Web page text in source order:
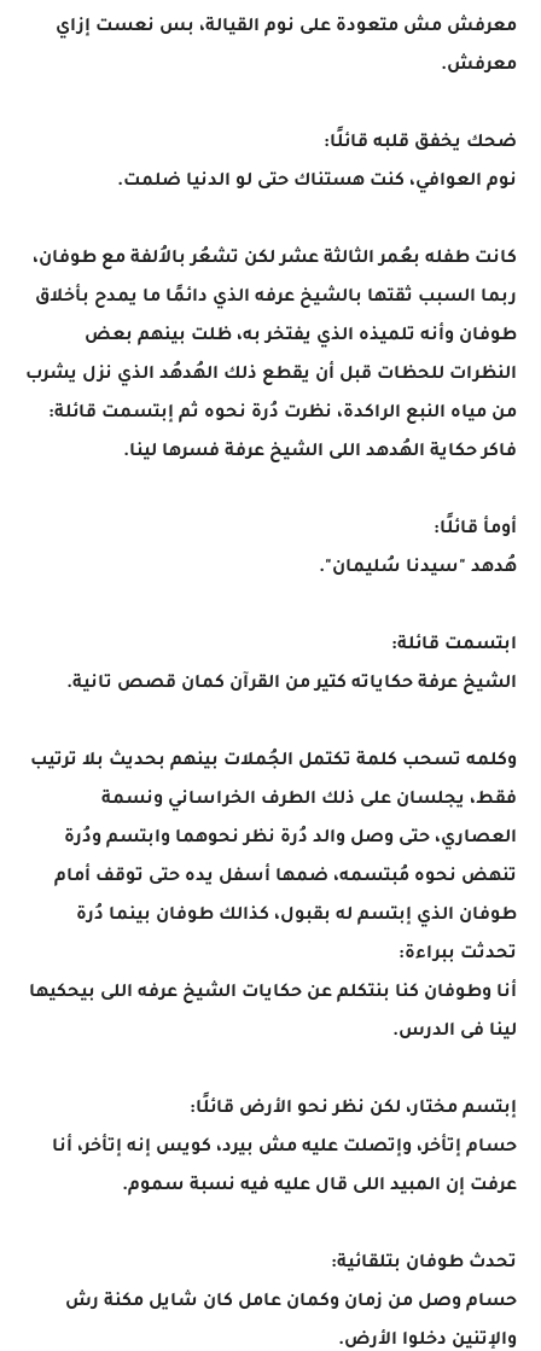
معرفش مش متعودة على نوم القيالة، بس نعست إزاي
معرفش.
ضحك يخفق قلبه قائلًا:
نوم العوافي، كنت هستناك حتى لو الدنيا ضلمت.
كانت طفله بعُمر الثالثة عشر لكن تشعُر بالاُلفة مع طوفان،
ربما السبب ثقتها بالشيخ عرفه الذي دائمًا ما يمدح بأخلاق
طوفان وأنه تلميذه الذي يفتخر به، ظلت بينهم بعض
النظرات للحظات قبل أن يقطع ذلك الهُدهُد الذي نزل يشرب
من مياه النبع الراكدة، نظرت دُرة نحوه ثم إبتسمت قائلة:
فاكر حكاية الهُدهد اللى الشيخ عرفة فسرها لينا.
أومأ قائلًا:
هُدهد "سيدنا سُليمان".
ابتسمت قائلة:
الشيخ عرفة حكاياته كتير من القرآن كمان قصص تانية.
وكلمه تسحب كلمة تكتمل الجُملات بينهم بحديث بلا ترتيب
فقط، يجلسان على ذلك الطرف الخراساني ونسمة
العصاري، حتى وصل والد دُرة نظر نحوهما وابتسم ودُرة
تنهض نحوه مُبتسمه، ضمها أسفل يده حتى توقف أمام
طوفان الذي إبتسم له بقبول، كذالك طوفان بينما دُرة
تحدثت ببراءة:
أنا وطوفان كنا بنتكلم عن حكايات الشيخ عرفه اللى بيحكيها
لينا فى الدرس.
إبتسم مختار، لكن نظر نحو الأرض قائلًا:
حسام إتأخر، وإتصلت عليه مش بيرد، كويس إنه إتأخر، أنا
عرفت إن المبيد اللى قال عليه فيه نسبة سموم.
تحدث طوفان بتلقائية:
حسام وصل من زمان وكمان عامل كان شايل مكنة رش
والإتنين دخلوا الأرض.